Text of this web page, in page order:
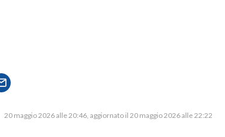
20 maggio 2026 alle 20:46 aggiornato il 20 maggio 2026 alle 22:22